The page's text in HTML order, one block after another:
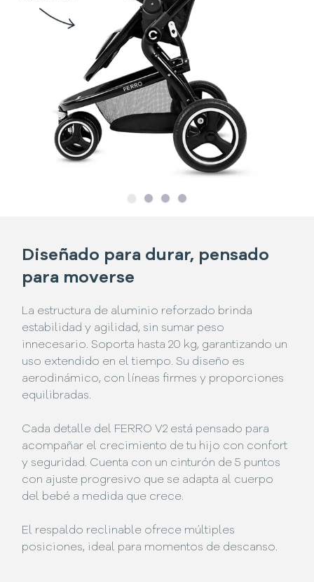
Slide 1
Slide 2
SlideSlide
Diseñado para durar, pensado
para moverse
La estructura de aluminio reforzado brinda
estabilidad y agilidad, sin sumar peso
innecesario. Soporta hasta 20 kg, garantizando un
uso extendido en el tiempo. Su diseño es
aerodinámico, con líneas firmes y proporciones
equilibradas.
Cada detalle del FERRO V2 está pensado para
acompañar el crecimiento de tu hijo con confort
y seguridad. Cuenta con un cinturón de 5 puntos
con ajuste progresivo que se adapta al cuerpo
del bebé a medida que crece.
El respaldo reclinable ofrece múltiples
posiciones, ideal para momentos de descanso.